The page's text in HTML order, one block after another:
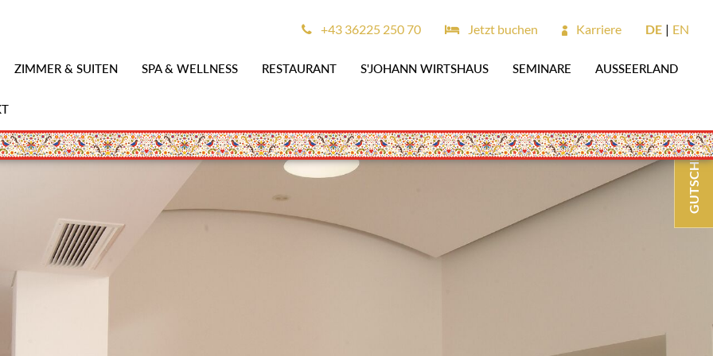
ZIMMER & SUITEN SPA & WELLNESS RESTAURANT S'JOHANN WIRTSHAUS SEMINARE AUSSEERLAND
+43 36225 250 70 Jetzt buchen Karriere DE EN
GUTSCHEINE